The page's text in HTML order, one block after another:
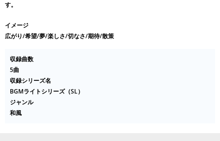
す。
イメージ
広がり/希望/夢/楽しさ/切なさ/期待/散策
収録曲数
5曲
収録シリーズ名
BGMライトシリーズ（SL）
ジャンル
和風